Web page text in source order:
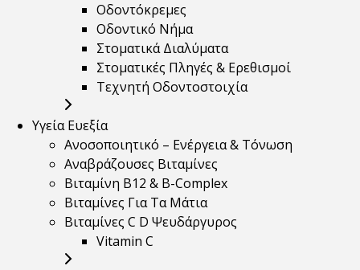
Οδοντόκρεμες
Οδοντικό Νήμα
Στοματικά Διαλύματα
Στοματικές Πληγές & Ερεθισμοί
Τεχνητή Οδοντοστοιχία
Υγεία Ευεξία
Ανοσοποιητικό – Ενέργεια & Τόνωση
Αναβράζουσες Βιταμίνες
Βιταμίνη B12 & Β-Complex
Βιταμίνες Για Τα Μάτια
Βιταμίνες C D Ψευδάργυρος
Vitamin C